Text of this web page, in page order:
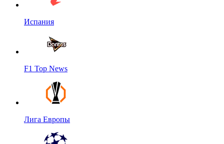
Испания
F1 Top News
Лига Европы